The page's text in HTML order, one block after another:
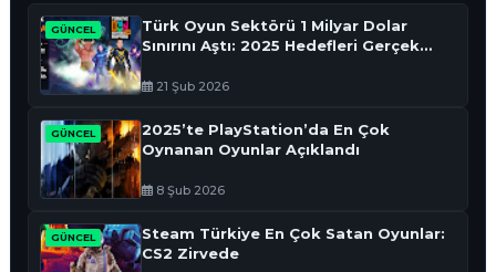
GÜNCEL
Türk Oyun Sektörü 1 Milyar Dolar
Sınırını Aştı: 2025 Hedefleri Gerçek
21 Şub 2026
GÜNCEL
2025’te PlayStation’da En Çok
Oynanan Oyunlar Açıklandı
8 Şub 2026
GÜNCEL
Steam Türkiye En Çok Satan Oyunlar:
CS2 Zirvede